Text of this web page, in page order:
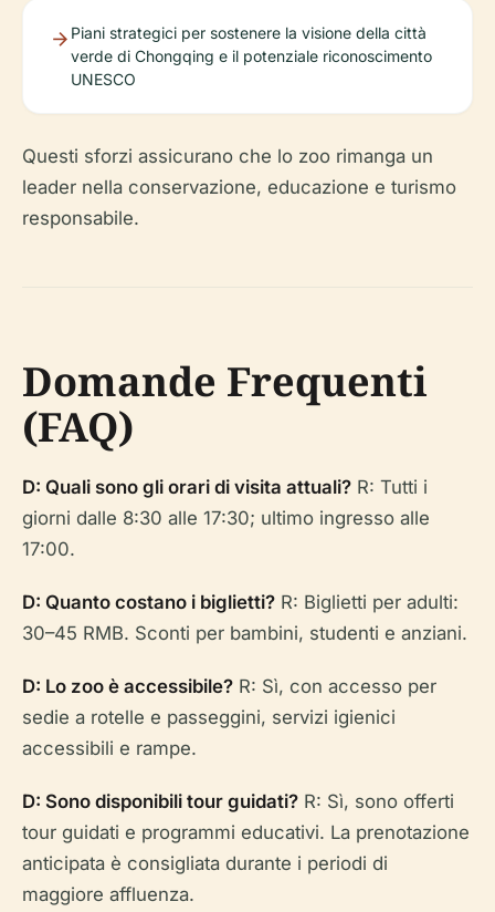
Piani strategici per sostenere la visione della città
verde di Chongqing e il potenziale riconoscimento
UNESCO
Questi sforzi assicurano che lo zoo rimanga un
leader nella conservazione, educazione e turismo
responsabile.
Domande Frequenti
(FAQ)
D: Quali sono gli orari di visita attuali? R: Tutti i
giorni dalle 8:30 alle 17:30; ultimo ingresso alle
17:00.
D: Quanto costano i biglietti? R: Biglietti per adulti:
30–45 RMB. Sconti per bambini, studenti e anziani.
D: Lo zoo è accessibile? R: Sì, con accesso per
sedie a rotelle e passeggini, servizi igienici
accessibili e rampe.
D: Sono disponibili tour guidati? R: Sì, sono offerti
tour guidati e programmi educativi. La prenotazione
anticipata è consigliata durante i periodi di
maggiore affluenza.